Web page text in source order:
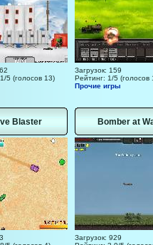
5 (голосов 13)
Загрузок: 159
Рейтинг: 1/5 (голосов
Прочие игры
Blaster Bomber at
Загрузок: 929